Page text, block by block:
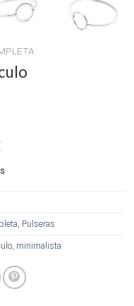
, Pulseras
, minimalista